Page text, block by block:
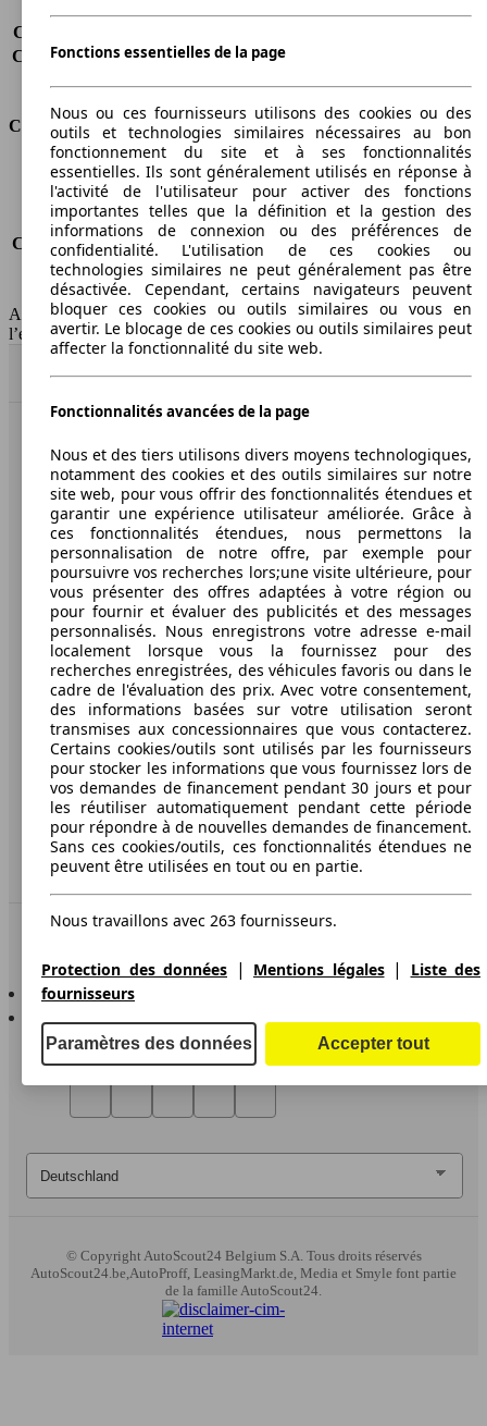
Capacité de remorquage (sans freins)
Capacité de remorquage (avec freins)
Consommation
Émissions de CO2*
109 g/km (komb.)
Consommation (ville)
5.7 l/100km
Consommation (route)
4.2 l/100km
Consommation (combinée)* 4.8 l/100km
Classe d'émissions
Euro 6b
Capacité du réservoir
40 l
AutoScout24 Belgium SA décline toute responsabilité concernant
l’exactitude des informations fournies
Haut
AutoScout24: la plus grande plateforme en ligne de
voitures en Europe.
AutoScout24
A propos d'AutoScout24
Presse
Conditions d'utilisation
Informations légales
Protection des données
Media
Déclaration d'accessibilité
Service
Espace Pro
Contact
AutoScout24 pour iOS
© CopyrightAutoScout24 Belgium S.A. Tous droits réservés
AutoScout24.be,AutoProff, LeasingMarkt.de, Media et Smyle font partie
de la famille AutoScout24.
Fonctions essentielles de la page
Nous ou ces fournisseurs utilisons des cookies ou des
outils et technologies similaires nécessaires au bon
fonctionnement du site et à ses fonctionnalités
essentielles. Ils sont généralement utilisés en réponse à
l'activité de l'utilisateur pour activer des fonctions
importantes telles que la définition et la gestion des
informations de connexion ou des préférences de
confidentialité. L'utilisation de ces cookies ou
technologies similaires ne peut généralement pas être
désactivée. Cependant, certains navigateurs peuvent
bloquer ces cookies ou outils similaires ou vous en
avertir. Le blocage de ces cookies ou outils similaires peut
affecter la fonctionnalité du site web.
Fonctionnalités avancées de la page
Nous et des tiers utilisons divers moyens technologiques,
notamment des cookies et des outils similaires sur notre
site web, pour vous offrir des fonctionnalités étendues et
garantir une expérience utilisateur améliorée. Grâce à
ces fonctionnalités étendues, nous permettons la
personnalisation de notre offre, par exemple pour
poursuivre vos recherches lors;une visite ultérieure, pour
vous présenter des offres adaptées à votre région ou
pour fournir et évaluer des publicités et des messages
personnalisés. Nous enregistrons votre adresse e-mail
localement lorsque vous la fournissez pour des
recherches enregistrées, des véhicules favoris ou dans le
cadre de l'évaluation des prix. Avec votre consentement,
des informations basées sur votre utilisation seront
transmises aux concessionnaires que vous contacterez.
Certains cookies/outils sont utilisés par les fournisseurs
pour stocker les informations que vous fournissez lors de
vos demandes de financement pendant 30 jours et pour
les réutiliser automatiquement pendant cette période
pour répondre à de nouvelles demandes de financement.
Sans ces cookies/outils, ces fonctionnalités étendues ne
peuvent être utilisées en tout ou en partie.
Nous travaillons avec 263 fournisseurs.
Protection des données | Mentions légales|
Liste des
fournisseurs
Paramètres des données Accepter tout